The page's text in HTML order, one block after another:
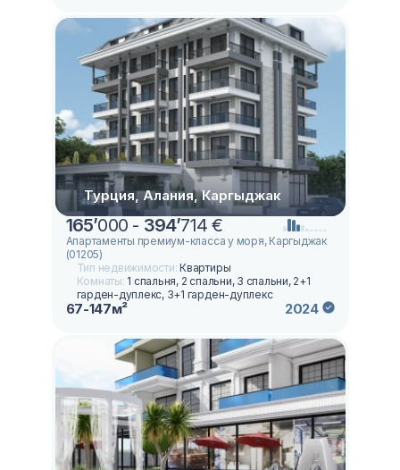
Турция, Алания, Каргыджак
165’000 - 394’714 €
Апартаменты премиум-класса у моря, Каргыджак
(01205)
Тип недвижимости:Квартиры
Комнаты: 1 спальня, 2 спальни, 3 спальни, 2+1
гарден-дуплекс, 3+1 гарден-дуплекс
67-147м² 2024